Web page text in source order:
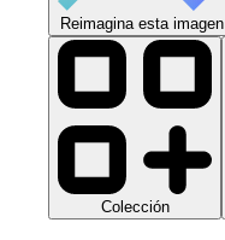
Reimagina esta imagen
Colección